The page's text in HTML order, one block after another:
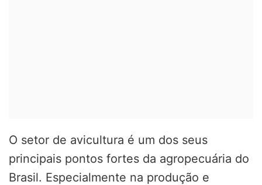
O setor de avicultura é um dos seus
principais pontos fortes da agropecuária do
Brasil. Especialmente na produção e